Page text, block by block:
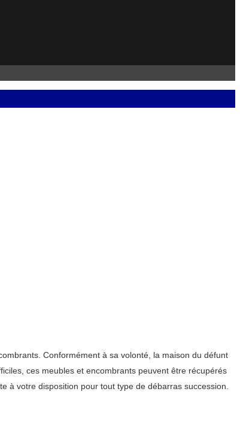
Conformément à sa volonté, la maison du défunt
ces meubles et encombrants peuvent être récupérés
à votre disposition pour tout type de débarras succession.